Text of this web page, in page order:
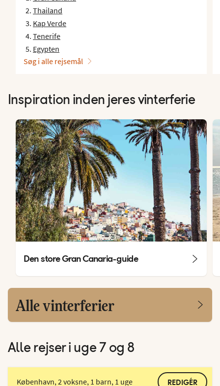
Thailand
Kap Verde
Tenerife
Egypten
Søg i alle rejsemål
Inspiration inden jeres vinterferie
Den store Gran Canaria-guide
Alle vinterferier
Alle rejser i uge 7 og 8
København, 2 voksne, 1 barn, 1 uge REDIGÉR